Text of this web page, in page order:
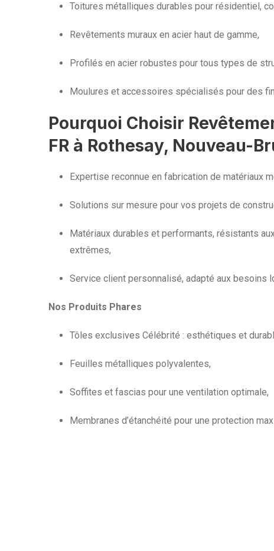
Toitures métalliques durables pour résidentiel,
Revêtements muraux en acier haut de gamme,
Profilés en acier robustes pour tous types de
Moulures et accessoires spécialisés pour des
Pourquoi Choisir
FR à Rothesay, Nouveau-
Expertise reconnue en fabrication de matériaux
Solutions sur mesure pour vos projets de
Matériaux durables et performants, résistants
extrêmes,
Service client personnalisé, adapté aux besoins
Nos Produits Phares
Tôles exclusives Célébrité : esthétiques et
Feuilles métalliques polyvalentes,
Soffites et fascias pour une ventilation optimale,
Membranes d’étanchéité pour une protection